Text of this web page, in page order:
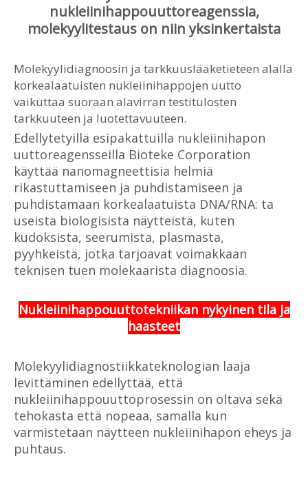
nukleiinihappouuttoreagenssia,
molekyylitestaus on niin yksinkertaista
Molekyylidiagnoosin ja tarkkuuslääketieteen alalla
korkealaatuisten nukleiinihappojen uutto
vaikuttaa suoraan alavirran testitulosten
tarkkuuteen ja luotettavuuteen.
Edellytetyillä esipakattuilla nukleiinihapon
uuttoreagensseilla Bioteke Corporation
käyttää nanomagneettisia helmiä
rikastuttamiseen ja puhdistamiseen ja
puhdistamaan korkealaatuista DNA/RNA: ta
useista biologisista näytteistä, kuten
kudoksista, seerumista, plasmasta,
pyyhkeistä, jotka tarjoavat voimakkaan
teknisen tuen molekaarista diagnoosia.
Nukleiinihappouuttotekniikan nykyinen tila ja
haasteet
Molekyylidiagnostiikkateknologian laaja
levittäminen edellyttää, että
nukleiinihappouuttoprosessin on oltava sekä
tehokasta että nopeaa, samalla kun
varmistetaan näytteen nukleiinihapon eheys ja
puhtaus.